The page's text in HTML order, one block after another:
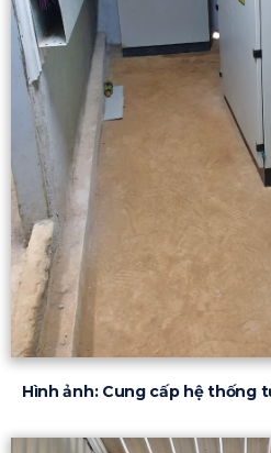
Hình ảnh: Cung cấp hệ thống